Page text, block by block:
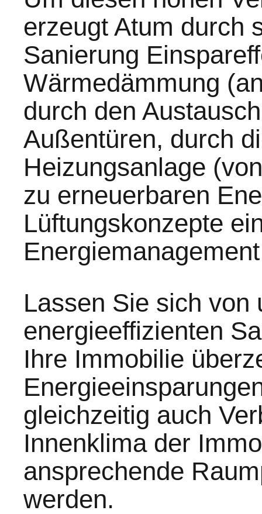
erzeugt Atum durch
Sanierung
Wärmedämmung
durch den
Außentüren, durch
Heizungsanlage
zu erneuerbaren
Lüftungskonzepte
Lassen Sie sich von
energieeffizienten
Ihre Immobilie
gleichzeitig auch
Innenklima der
ansprechende
werden.